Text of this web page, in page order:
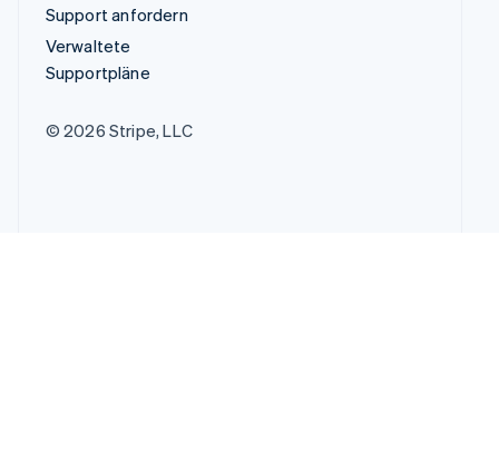
Support anfordern
Verwaltete
Supportpläne
© 2026 Stripe, LLC